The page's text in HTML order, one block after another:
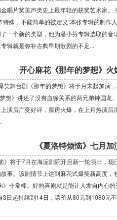
唱片奖美声类史上最年轻的获奖艺术家
殊，不能简单的被定义”本张专辑的制
一个新的类型，他为潘小芬专辑选取的
辑就是弥补古典早期歌剧的不足...
开心麻花《那年的梦想》火
台剧《那年的梦想》将于月末起加演，
想》讲述了没有血缘关系的两兄弟钟国龙
演后广受好评，票房火爆，在上月热演
《夏洛特烦恼》七月加
将于7月在海淀剧院开启新一轮演出，
事。该剧情节上达到麻花式爆笑新高度
》非常棒。好的喜剧就是能让人发自内心
起持续到14日，票价从80元到1080元